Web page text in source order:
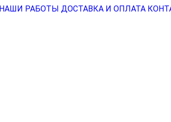
НАШИ РАБОТЫ ДОСТАВКА И ОПЛАТА